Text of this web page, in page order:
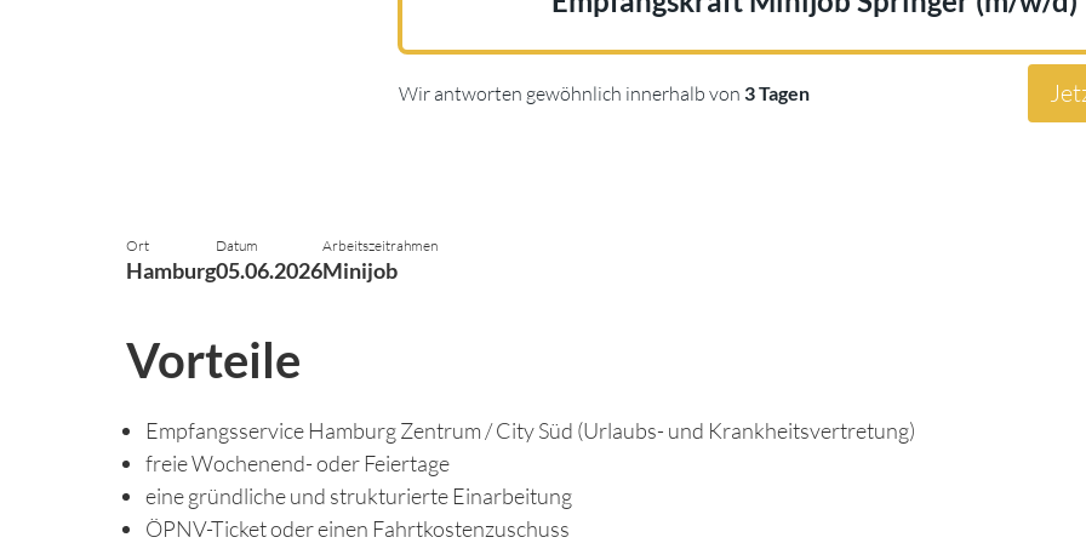
Wir antworten gewöhnlich innerhalb von 3 Tagen
Ort
Hamburg
Datum
05.06.2026
Arbeitszeitrahmen
Minijob
Vorteile
Empfangsservice Hamburg Zentrum / City Süd (Urlaubs- und Krankheitsvertretung)
freie Wochenend- oder Feiertage
eine gründliche und strukturierte Einarbeitung
ÖPNV-Ticket oder einen Fahrtkostenzuschuss